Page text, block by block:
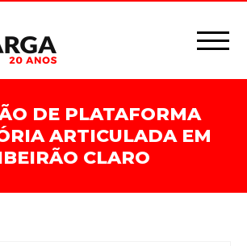
DE PLATAFORMA
ARTICULADA EM
CLARO